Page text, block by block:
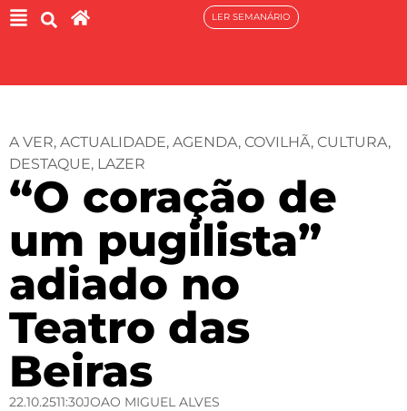
LER SEMANÁRIO
A VER, ACTUALIDADE, AGENDA, COVILHÃ, CULTURA,
DESTAQUE, LAZER
“O coração de
um pugilista”
adiado no
Teatro das
Beiras
22.10.2511:30JOAO MIGUEL ALVES